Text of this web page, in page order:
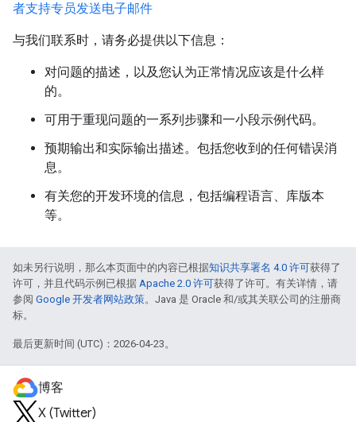
者支持专员发送电子邮件
与我们联系时，请务必提供以下信息：
对问题的描述，以及您认为正常情况应该是什么样
的。
可用于重现问题的一系列步骤和一小段示例代码。
预期输出和实际输出描述。包括您收到的任何错误消
息。
有关您的开发环境的信息，包括编程语言、库版本
等。
如未另行说明，那么本页面中的内容已根据知识共享署名 4.0 许可获得了
许可，并且代码示例已根据 Apache 2.0 许可获得了许可。有关详情，请
参阅 Google 开发者网站政策。Java 是 Oracle 和/或其关联公司的注册商
标。
最后更新时间 (UTC)：2026-04-23。
博客
X (Twitter)